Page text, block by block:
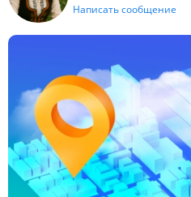
Написать сообщение